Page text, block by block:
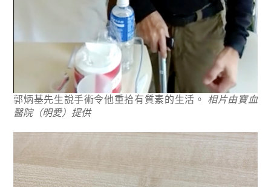
郭炳基先生說手術令他重拾有質素的生活。
相片由寶血
醫院（明愛）提供